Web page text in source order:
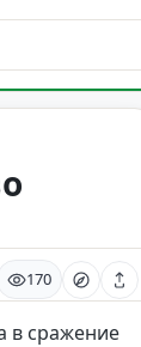
170
в сражение